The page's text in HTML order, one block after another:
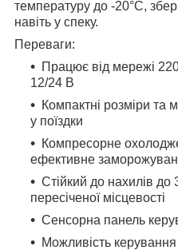
температуру до -20°C,
навіть у спеку.
Переваги:
Працює від мережі
12/24 В
Компактні розміри та
у поїздки
Компресорне
ефективне
Стійкий до нахилів до
пересіченої місцевості
Сенсорна панель
Можливість